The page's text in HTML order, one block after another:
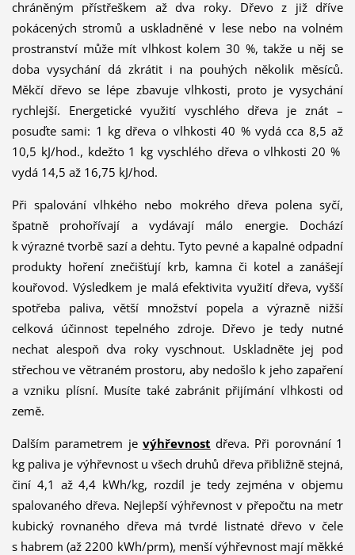
chráněným přístřeškem až dva roky. Dřevo z již dříve
pokácených stromů a uskladněné v lese nebo na volném
prostranství může mít vlhkost kolem 30 %, takže u něj se
doba vysychání dá zkrátit i na pouhých několik měsíců.
Měkčí dřevo se lépe zbavuje vlhkosti, proto je vysychání
rychlejší. Energetické využití vyschlého dřeva je znát –
posuďte sami: 1 kg dřeva o vlhkosti 40 % vydá cca 8,5 až
10,5 kJ/hod., kdežto 1 kg vyschlého dřeva o vlhkosti 20 %
vydá 14,5 až 16,75 kJ/hod.
Při spalování vlhkého nebo mokrého dřeva polena syčí,
špatně prohořívají a vydávají málo energie. Dochází
k výrazné tvorbě sazí a dehtu. Tyto pevné a kapalné odpadní
produkty hoření znečišťují krb, kamna či kotel a zanášejí
kouřovod. Výsledkem je malá efektivita využití dřeva, vyšší
spotřeba paliva, větší množství popela a výrazně nižší
celková účinnost tepelného zdroje. Dřevo je tedy nutné
nechat alespoň dva roky vyschnout. Uskladněte jej pod
střechou ve větraném prostoru, aby nedošlo k jeho zapaření
a vzniku plísní. Musíte také zabránit přijímání vlhkosti od
země.
Dalším parametrem je výhřevnost dřeva. Při porovnání 1
kg paliva je výhřevnost u všech druhů dřeva přibližně stejná,
činí 4,1 až 4,4 kWh/kg, rozdíl je tedy zejména v objemu
spalovaného dřeva. Nejlepší výhřevnost v přepočtu na metr
kubický rovnaného dřeva má tvrdé listnaté dřevo v čele
s habrem (až 2200 kWh/prm), menší výhřevnost mají měkké